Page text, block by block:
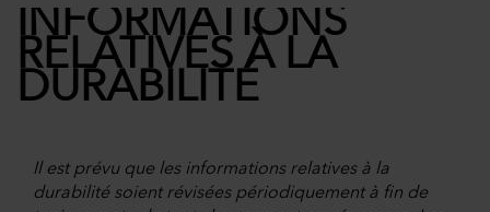
INFORMATIONS
RELATIVES À LA
DURABILITÉ
Il est prévu que les informations relatives à la
durabilité soient révisées périodiquement à fin de